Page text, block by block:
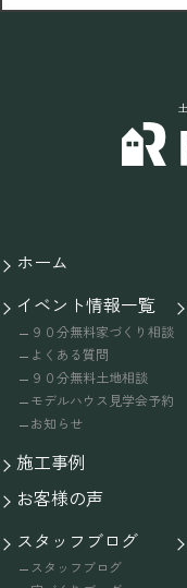
ホーム
イベント情報一覧
９０分無料家づくり相談
よくある質問
９０分無料土地相談
モデルハウス見学会予約
お知らせ
施工事例
お客様の声
スタッフブログ
スタッフブログ